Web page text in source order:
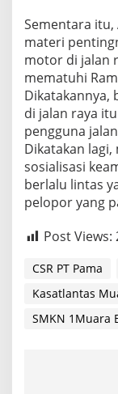
Sementara itu,
materi
motor di jalan
mematuhi
Dikatakannya,
di jalan raya
pengguna
Dikatakan
sosialisasi
berlalu lintas
pelopor yang
Post Views:
CSR PT Pama
Kasatlantas
SMKN 1Muara